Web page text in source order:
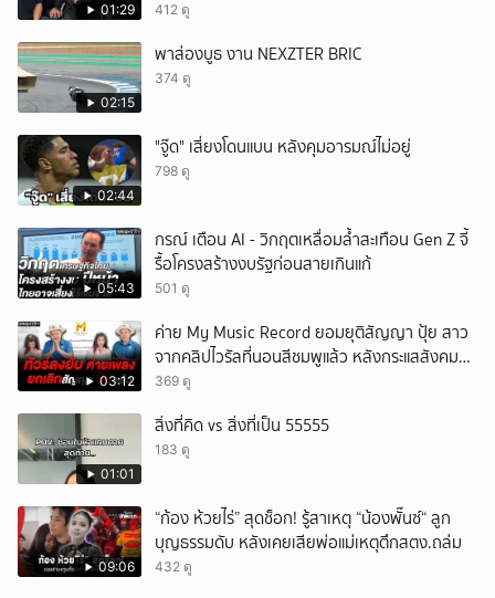
01:29 412 ดู
02:15
พาส่องบูธ งาน NEXZTER BRIC
374 ดู
02:44
"จู๊ด" เสี่ยงโดนแบน หลังคุมอารมณ์ไม่อยู่
798 ดู
05:43
กรณ์ เตือน AI - วิกฤตเหลื่อมล้ำสะเทือน Gen Z จี้
รื้อโครงสร้างงบรัฐก่อนสายเกินแก้
501 ดู
03:12
ค่าย My Music Record ยอมยุติสัญญา ปุ้ย สาว
จากคลิปไวรัลที่นอนสีชมพูแล้ว หลังกระแสสังคม
และคนในวงการวิจารณ์เรื่องความเหมาะสม
369 ดู
01:01
สิ่งที่คิด vs สิ่งที่เป็น 55555
183 ดู
09:06
“ก้อง ห้วยไร่” สุดช็อก! รู้สาเหตุ “น้องพั๊นซ์“ ลูก
บุญธรรมดับ หลังเคยเสียพ่อแม่เหตุตึกสตง.ถล่ม
432 ดู